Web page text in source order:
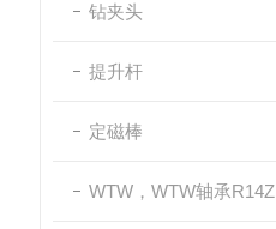
钻夹头
提升杆
定磁棒
WTW，WTW轴承R14Z